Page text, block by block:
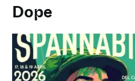
Dope